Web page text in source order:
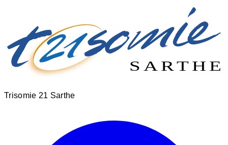
SARTHE
SARTHE
Trisomie 21 Sarthe